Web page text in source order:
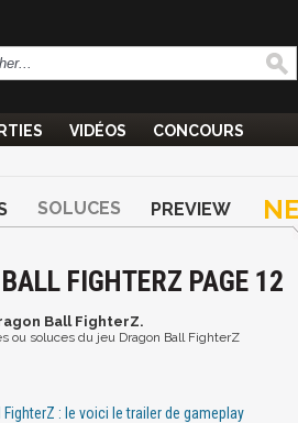
VIDÉOS CONCOURS
SOLUCES PREVIEW
FIGHTERZ PAGE 12
Ball FighterZ.
ou soluces du jeu Dragon Ball FighterZ
FighterZ : le voici le trailer de gameplay